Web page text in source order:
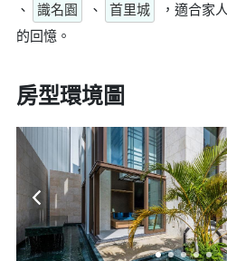
、
識名園 、 首里城
，適合家
的回憶。
房型環境圖